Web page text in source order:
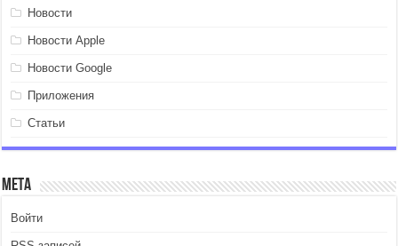
Новости
Новости Apple
Новости Google
Приложения
Статьи
Мета
Войти